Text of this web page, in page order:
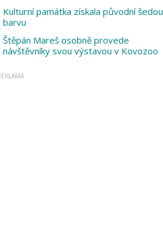
Kulturní památka získala původní šedou
barvu
Štěpán Mareš osobně provede
návštěvníky svou výstavou v Kovozoo